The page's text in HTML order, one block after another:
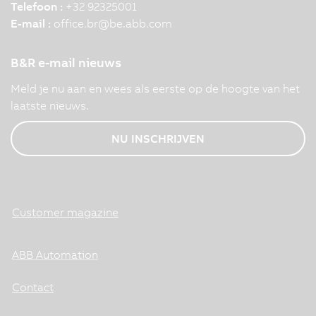
Telefoon : +32 92325001
E-mail : office.br@be.abb.com
B&R e-mail nieuws
Meld je nu aan en wees als eerste op de hoogte van het
laatste nieuws.
NU INSCHRIJVEN
Customer magazine
ABB Automation
Contact